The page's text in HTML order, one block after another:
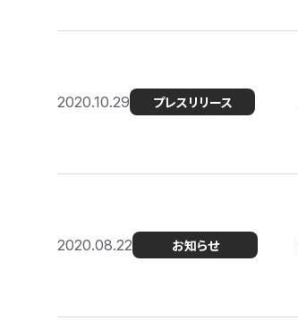
2020.10.29 プレスリリース
2020.08.22 お知らせ